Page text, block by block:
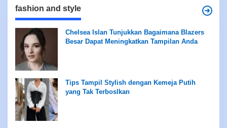
fashion and style
Chelsea Islan Tunjukkan Bagaimana Blazers
Besar Dapat Meningkatkan Tampilan Anda
Tips Tampil Stylish dengan Kemeja Putih
yang Tak Terboslkan